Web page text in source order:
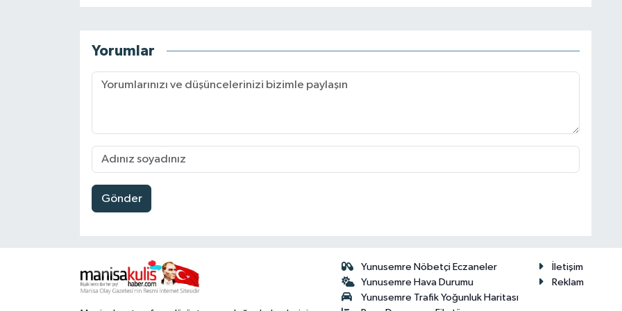
Yorumlar
Gönder
Yunusemre Nöbetçi Eczaneler
Yunusemre Hava Durumu
Yunusemre Trafik Yoğunluk Haritası
İletişim
Reklam